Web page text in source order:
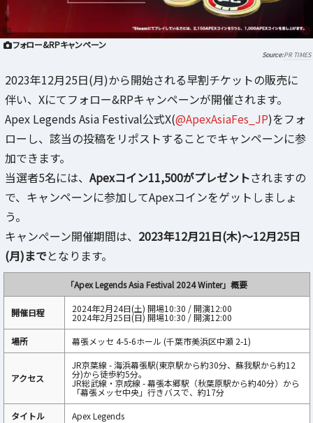
フォロー&RPキャンペーン
PR TIMES
2023年12月25日(月)から開始される早割チケットの販売に
伴い、Xにてフォロー&RPキャンペーンが開催されます。
Apex Legends Asia Festival公式X(@ApexAsiaFes_JP)をフォ
ローし、該当の投稿をリポストすることでキャンペーンに参
加できます。
当選者5名には、 Apexコイン11,500がプレゼントされますの
で、キャンペーンに参加してApexコインをゲットしましょ
う。
キャンぺーン開催期間は、 2023年12月21日(木)～12月25日
(月)までとなります。
「Apex Legends Asia Festival 2024 Winter」概要
開催日程 2024年2月24日(土) 開場10:30 / 開演12:00
2024年2月25日(日) 開場10:30 / 開演12:00
場所
幕張メッセ 4-5-6ホール (千葉市美浜区中瀬 2-1)
アクセス
JR京葉線 - 海浜幕張駅(東京駅から約30分、蘇我駅から約12
分)から徒歩約5分。
JR総武線・京成線 - 幕張本郷駅（秋葉原駅から約40分）から
「幕張メッセ中央」行きバスで、約17分
タイトル
Apex Legends